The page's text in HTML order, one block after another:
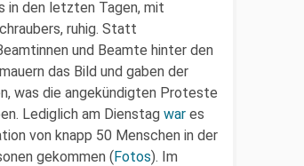
in den letzten Tagen, mit
ruhig. Statt
und Beamte hinter den
das Bild und gaben der
was die angekündigten Proteste
Lediglich am Dienstag war es
von knapp 50 Menschen in der
gekommen (Fotos). Im